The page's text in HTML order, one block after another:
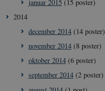
januar 2015 (15 poster)
2014
december 2014(14 poster)
november 2014(8 poster)
oktober 2014(6 poster)
september 2014(2 poster)